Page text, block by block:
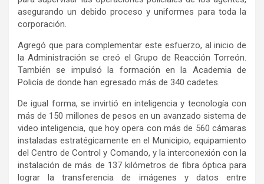
asegurando un debido proceso y uniformes para toda la
corporación.
Agregó que para complementar este esfuerzo, al inicio de
la Administración se creó el Grupo de Reacción Torreón.
También se impulsó la formación en la Academia de
Policía de donde han egresado más de 340 cadetes.
De igual forma, se invirtió en inteligencia y tecnología con
más de 150 millones de pesos en un avanzado sistema de
video inteligencia, que hoy opera con más de 560 cámaras
instaladas estratégicamente en el Municipio, equipamiento
del Centro de Control y Comando, y la interconexión con la
instalación de más de 137 kilómetros de fibra óptica para
lograr la transferencia de imágenes y datos entre